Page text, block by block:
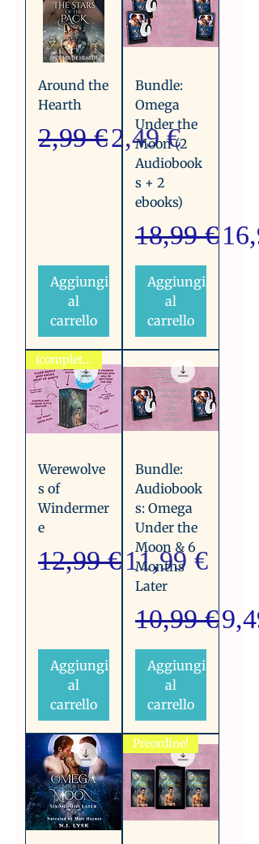
Around the
Hearth
Prezzo regolare
2,99 €Prezzo
2,49 €
Aggiungi
al
carrello
Bundle:
Omega
Under the
Moon (2
Audiobook
s + 2
ebooks)
Prezzo
18,99 €
Aggiungi
al
carrello
(complete trilogy)
Werewolve
s of
Windermer
e
Prezzo regolare
12,99 €Prezzo
11,99 €
Aggiungi
al
carrello
Bundle:
Audiobook
s: Omega
Under the
Moon & 6
Months
Later
Prezzo
10,99 €
Aggiungi
al
carrello
Preordine!